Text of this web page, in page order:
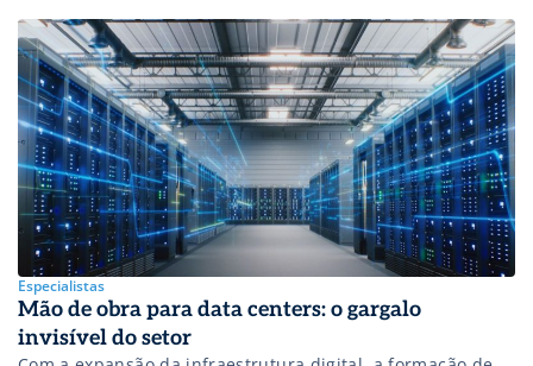
Especialistas
Mão de obra para data centers: o gargalo
invisível do setor